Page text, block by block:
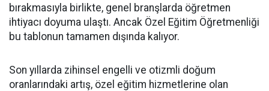
bırakmasıyla birlikte, genel branşlarda öğretmen
ihtiyacı doyuma ulaştı. Ancak Özel Eğitim Öğretmenliği
bu tablonun tamamen dışında kalıyor.
​Son yıllarda zihinsel engelli ve otizmli doğum
oranlarındaki artış, özel eğitim hizmetlerine olan